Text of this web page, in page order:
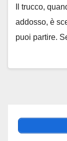
Il trucco,
addosso, è
puoi partire.